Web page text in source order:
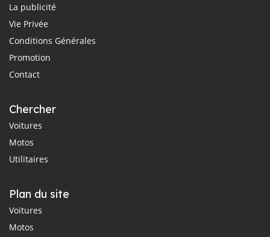
La publicité
Vie Privée
Conditions Générales
Promotion
Contact
Chercher
Voitures
Motos
Utilitaires
Plan du site
Voitures
Motos